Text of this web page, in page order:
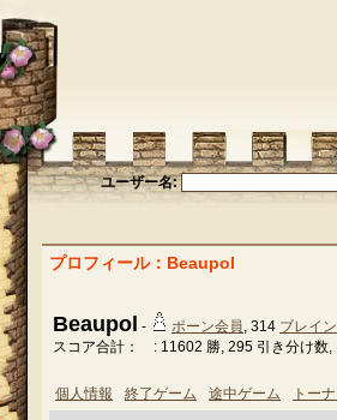
ユーザー名:
プロフィール：Beaupol
Beaupol - ポーン会員, 314 ブレイ
スコア合計： : 11602 勝, 295 引き分け数
個人情報 終了ゲーム 途中ゲーム トー